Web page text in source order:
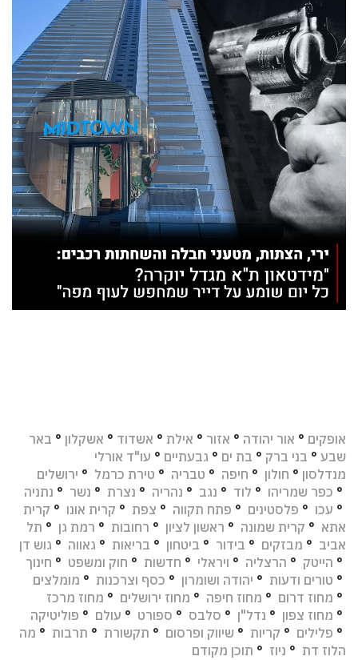
אופקים ° אור יהודה ° אזור ° אילת ° אשדוד ° אשקלון ° באר
שבע ° בני ברק ° בת ים ° גבעתיים ° עו"ד אורלי
מנדלסון ° חולון ° חיפה ° טבריה ° טירת כרמל ° ירושלים
° כפר שמריהו ° לוד ° נגב ° נהריה ° נצרת ° נשר ° נתניה
° עכו ° פלסטינים ° פתח תקווה ° צפת ° קרית אונו ° קרית
אתא ° קרית שמונה ° ראשון לציון ° רחובות ° רמת גן ° תל
אביב ° מבזקים ° בידור ° ביטחון ° בריאות ° גאווה ° גוש דן
° הייטק ° הרצליה ° ויראלי ° חדשות ° חוק ומשפט ° חינוך
° טורים ודעות ° יהודה ושומרון ° כסף וצרכנות ° מומלצים
° מחוז דרום ° מחוז חיפה ° מחוז ירושלים ° מחוז מרכז
° מחוז צפון ° נדל"ן ° סלבס ° ספורט ° עולם ° פוליטיקה
° פלילים ° קריות ° שיווק ופרסום ° תקשורת ° תרבות ° מה
הלוז דת ° ניוז ° תוכן מקודם